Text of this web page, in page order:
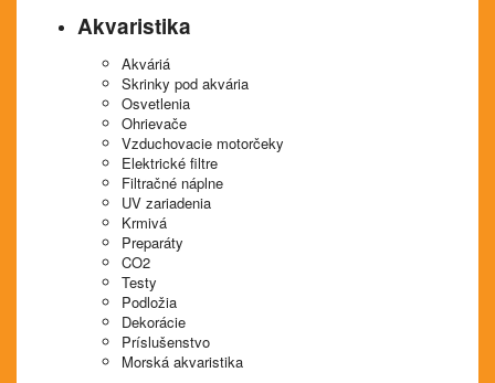
Akvaristika
Akváriá
Skrinky pod akvária
Osvetlenia
Ohrievače
Vzduchovacie motorčeky
Elektrické filtre
Filtračné náplne
UV zariadenia
Krmivá
Preparáty
CO2
Testy
Podložia
Dekorácie
Príslušenstvo
Morská akvaristika